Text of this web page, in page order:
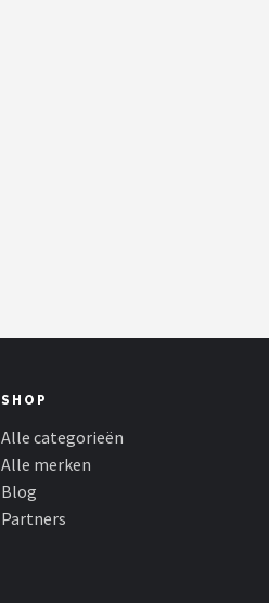
SHOP
Alle categorieën
Alle merken
Blog
Partners